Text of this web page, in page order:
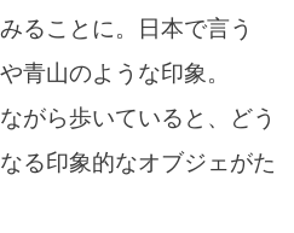
ることに。日本で言う
青山のような印象。
がら歩いていると、どう
る印象的なオブジェがた